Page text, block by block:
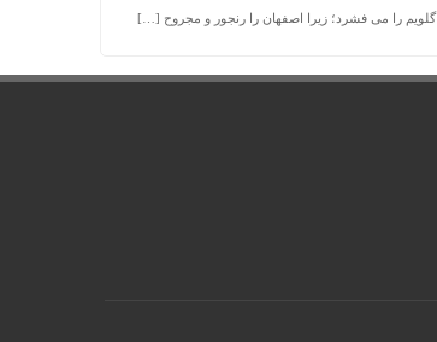
گلویم را می فشرد؛ زیرا اصفهان را رنجور و مجروح […]